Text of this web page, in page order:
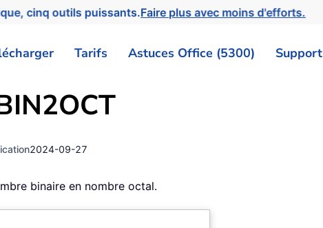
cinq outils puissants.Faire plus avec moins d'efforts.
Tarifs Astuces Office (5300) Support
2024-09-27
binaire en nombre octal.